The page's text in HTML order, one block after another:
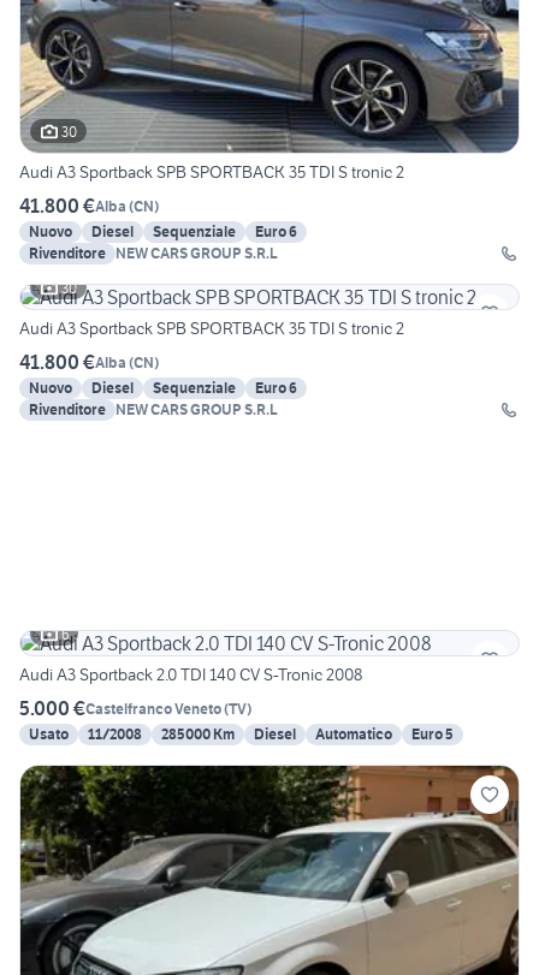
30
Audi A3 Sportback SPB SPORTBACK 35 TDI S tronic 2
41.800 €Alba (CN)
Nuovo
Diesel Sequenziale
Euro 6
Rivenditore NEW CARS GROUP S.R.L
30
Audi A3 Sportback SPB SPORTBACK 35 TDI S tronic 2
41.800 €Alba (CN)
Nuovo
Diesel Sequenziale
Euro 6
Rivenditore NEW CARS GROUP S.R.L
6
Audi A3 Sportback 2.0 TDI 140 CV S-Tronic 2008
5.000 €Castelfranco Veneto(TV)
Usato
11/2008 285000 Km Diesel Automatico Euro 5